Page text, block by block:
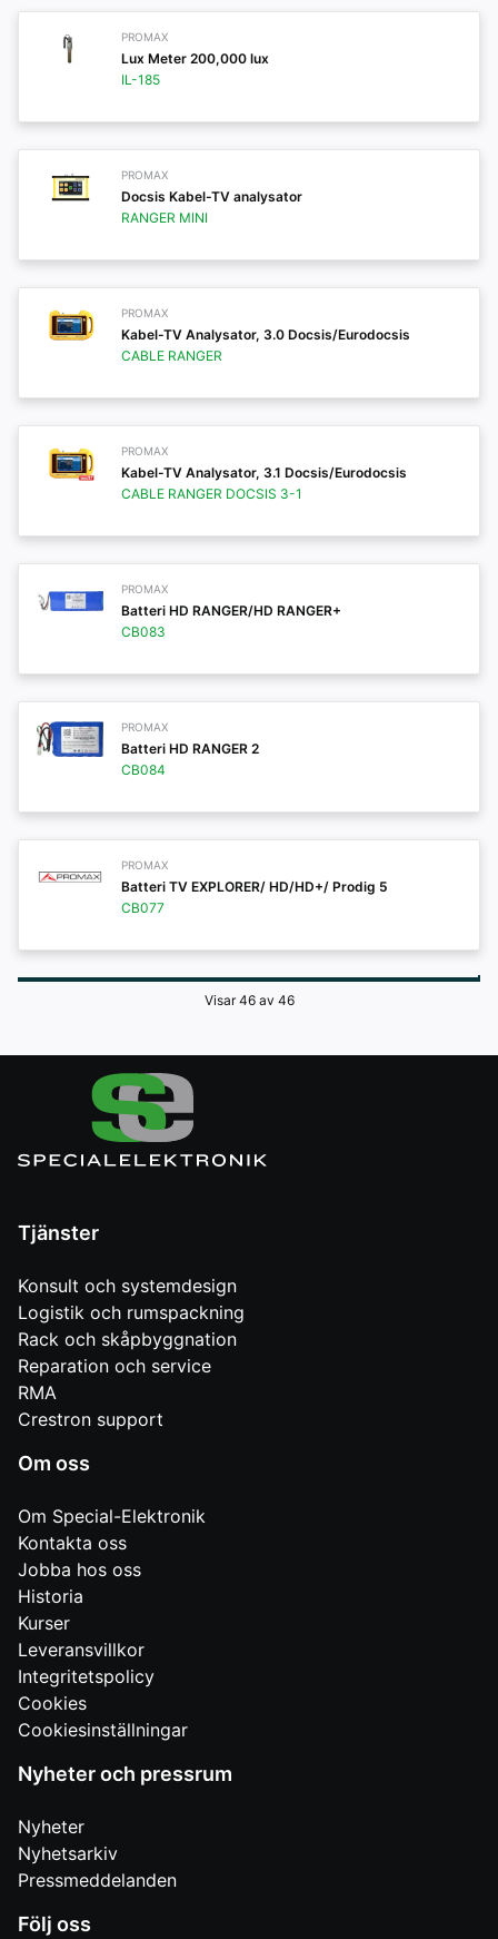
PROMAX
Lux Meter 200,000 lux
IL-185
PROMAX
Docsis Kabel-TV analysator
RANGER MINI
PROMAX
Kabel-TV Analysator, 3.0 Docsis/Eurodocsis
CABLE RANGER
PROMAX
Kabel-TV Analysator, 3.1 Docsis/Eurodocsis
CABLE RANGER DOCSIS 3-1
PROMAX
Batteri HD RANGER/HD RANGER+
CB083
PROMAX
Batteri HD RANGER 2
CB084
PROMAX
Batteri TV EXPLORER/ HD/HD+/ Prodig 5
CB077
Visar 46 av 46
Tjänster
Konsult och systemdesign
Logistik och rumspackning
Rack och skåpbyggnation
Reparation och service
RMA
Crestron support
Om oss
Om Special-Elektronik
Kontakta oss
Jobba hos oss
Historia
Kurser
Leveransvillkor
Integritetspolicy
Cookies
Cookiesinställningar
Nyheter och pressrum
Nyheter
Nyhetsarkiv
Pressmeddelanden
Följ oss